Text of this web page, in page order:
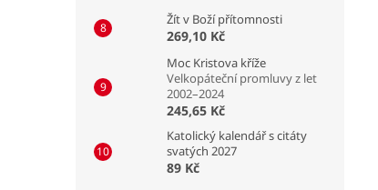
Žít v Boží přítomnosti
269,10 Kč
Moc Kristova kříže
Velkopáteční promluvy z let
2002–2024
245,65 Kč
Katolický kalendář s citáty
svatých 2027
89 Kč